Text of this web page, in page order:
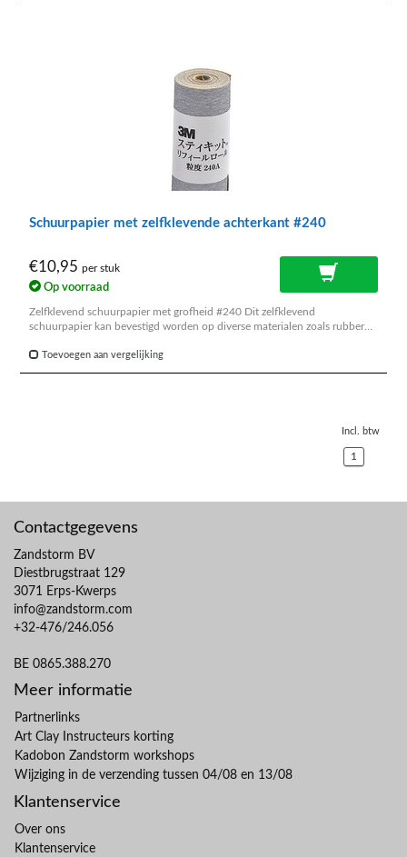
Schuurpapier met zelfklevende achterkant #240
€10,95 per stuk
Op voorraad
Zelfklevend schuurpapier met grofheid #240 Dit zelfklevend
schuurpapier kan bevestigd worden op diverse materialen zoals rubber
Toevoegen aan vergelijking
Incl. btw
1
Contactgegevens
Zandstorm BV
Diestbrugstraat 129
3071 Erps-Kwerps
info@zandstorm.com
+32-476/246.056
BE 0865.388.270
Meer informatie
Partnerlinks
Art Clay Instructeurs korting
Kadobon Zandstorm workshops
Wijziging in de verzending tussen 04/08 en 13/08
Klantenservice
Over ons
Klantenservice